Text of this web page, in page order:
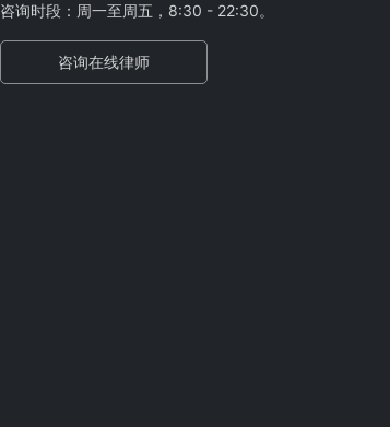
咨询时段：周一至周五，8:30 - 22:30。
咨询在线律师